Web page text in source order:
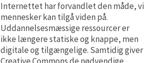
Internettet har forvandlet den måde, vi
mennesker kan tilgå viden på.
Uddannelsesmæssige ressourcer er
ikke længere statiske og knappe, men
digitale og tilgængelige. Samtidig giver